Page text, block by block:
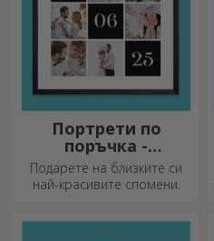
Портрети по
поръчка -
квадратен формат
Подарете на близките си
най-красивите спомени.